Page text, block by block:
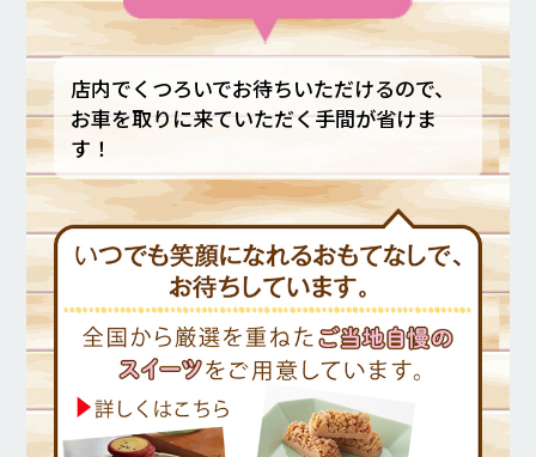
店内でくつろいでお待ちいただけるので、
お車を取りに来ていただく手間が省けま
す！